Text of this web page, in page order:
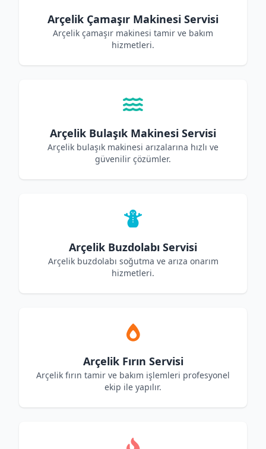
Arçelik Çamaşır Makinesi Servisi
Arçelik çamaşır makinesi tamir ve bakım
hizmetleri.
Arçelik Bulaşık Makinesi Servisi
Arçelik bulaşık makinesi arızalarına hızlı ve
güvenilir çözümler.
Arçelik Buzdolabı Servisi
Arçelik buzdolabı soğutma ve arıza onarım
hizmetleri.
Arçelik Fırın Servisi
Arçelik fırın tamir ve bakım işlemleri profesyonel
ekip ile yapılır.